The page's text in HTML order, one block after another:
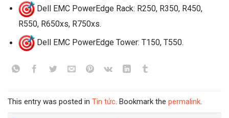
Dell EMC PowerEdge Rack: R250, R350, R450,
R550, R650xs, R750xs.
Dell EMC PowerEdge Tower: T150, T550.
This entry was posted in Tin tức. Bookmark the permalink.